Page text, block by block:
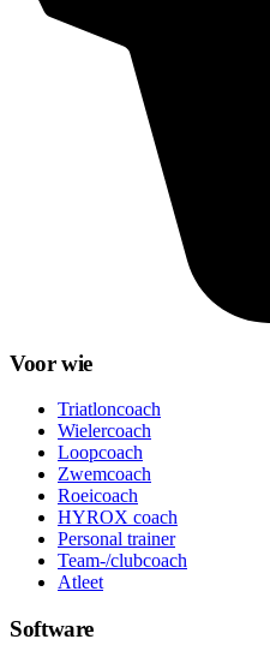
Voor wie
Triatloncoach
Wielercoach
Loopcoach
Zwemcoach
Roeicoach
HYROX coach
Personal trainer
Team-/clubcoach
Atleet
Software